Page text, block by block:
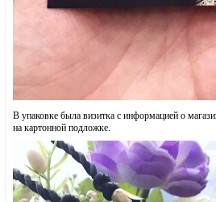
В упаковке была визитка с информацией о
на картонной подложке.